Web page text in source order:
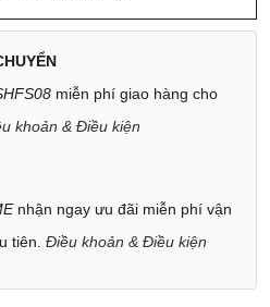
miễn phí giao hàng cho
khoản & Điều kiện
nhận ngay ưu đãi miễn phí vận
tiên. Điều khoản & Điều kiện